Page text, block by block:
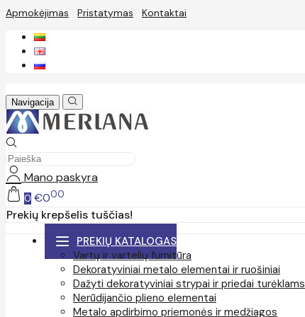
Apmokėjimas Pristatymas Kontaktai
Navigacija
Mano paskyra
0 €000
Prekių krepšelis tuščias!
PREKIŲ KATALOGAS
Vartų ir vartelių furnitūra
Dekoratyviniai metalo elementai ir ruošiniai
Dažyti dekoratyviniai strypai ir priedai turėklams
Nerūdijančio plieno elementai
Metalo apdirbimo priemonės ir medžiagos